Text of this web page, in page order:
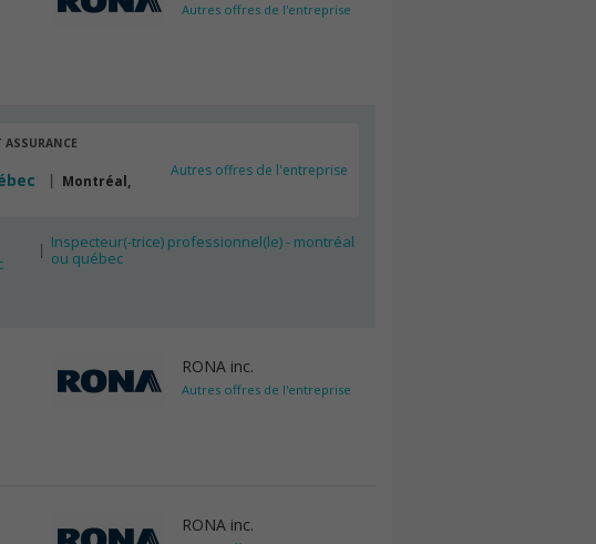
Autres offres de l'entreprise
Montréal,
Autres offres de l'entreprise
Inspecteur(-trice) professionnel(le) - montréal
ou québec
RONA inc.
Autres offres de l'entreprise
RONA inc.